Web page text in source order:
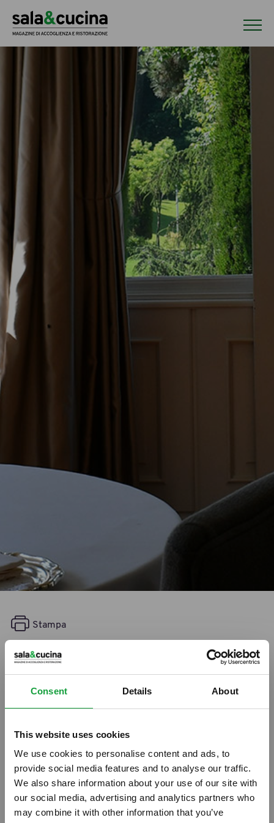
Consent Details About
This website uses cookies
We use cookies to personalise content and ads, to
provide social media features and to analyse our traffic.
We also share information about your use of our site with
our social media, advertising and analytics partners who
may combine it with other information that you’ve
La sala secondo Luca
Stampa
19/02/2016